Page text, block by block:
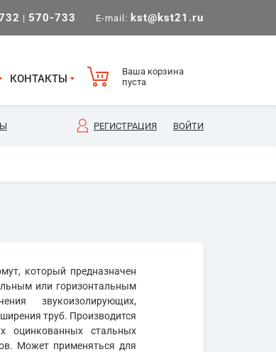
| 570-733 E-mail: kst@kst21.ru
КОНТАКТЫ
Ваша корзина
пуста
РЕГИСТРАЦИЯ ВОЙТИ
который предназначен
или горизонтальным
звукоизолирующих,
труб. Производится
оцинкованных стальных
Может применяться для